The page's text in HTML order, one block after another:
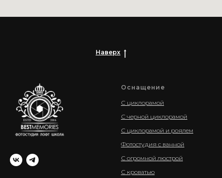
Наверх
Оснащение
С циклорамой
С черной циклорамой
С циклорамой и роялем
Фотостудия с ванной
С огромной люстрой
С кроватью